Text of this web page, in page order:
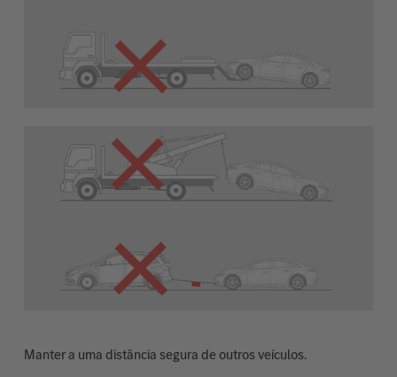
Manter a uma distância segura de outros veículos.